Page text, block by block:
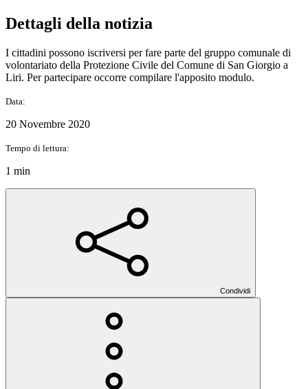
Dettagli della notizia
I cittadini possono iscriversi per fare parte del gruppo comunale di
volontariato della Protezione Civile del Comune di San Giorgio a
Liri. Per partecipare occorre compilare l'apposito modulo.
Data:
20 Novembre 2020
Tempo di lettura:
1 min
Condividi